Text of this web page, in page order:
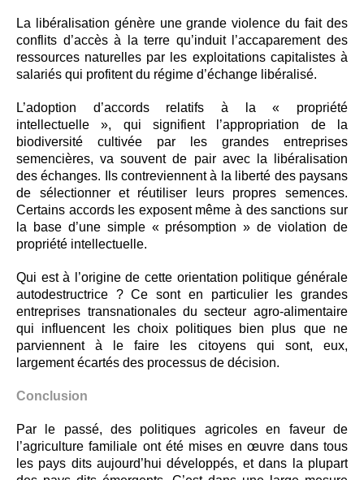
La libéralisation génère une grande violence du fait des
conflits d’accès à la terre qu’induit l’accaparement des
ressources naturelles par les exploitations capitalistes à
salariés qui profitent du régime d’échange libéralisé.
L’adoption d’accords relatifs à la « propriété
intellectuelle », qui signifient l’appropriation de la
biodiversité cultivée par les grandes entreprises
semencières, va souvent de pair avec la libéralisation
des échanges. Ils contreviennent à la liberté des paysans
de sélectionner et réutiliser leurs propres semences.
Certains accords les exposent même à des sanctions sur
la base d’une simple « présomption » de violation de
propriété intellectuelle.
Qui est à l’origine de cette orientation politique générale
autodestructrice ? Ce sont en particulier les grandes
entreprises transnationales du secteur agro-alimentaire
qui influencent les choix politiques bien plus que ne
parviennent à le faire les citoyens qui sont, eux,
largement écartés des processus de décision.
Conclusion
Par le passé, des politiques agricoles en faveur de
l’agriculture familiale ont été mises en œuvre dans tous
les pays dits aujourd’hui développés, et dans la plupart